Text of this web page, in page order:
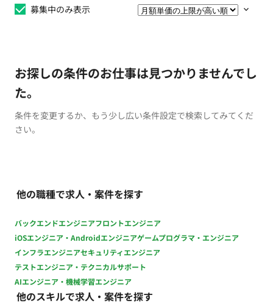
募集中のみ表示
お探しの条件のお仕事は見つかりませんでし
た。
条件を変更するか、もう少し広い条件設定で検索してみてくだ
さい。
他の職種で求人・案件を探す
バックエンドエンジニアフロントエンジニア
iOSエンジニア・Androidエンジニアゲームプログラマ・エンジニア
インフラエンジニアセキュリティエンジニア
テストエンジニア・テクニカルサポート
AIエンジニア・機械学習エンジニア
他のスキルで求人・案件を探す